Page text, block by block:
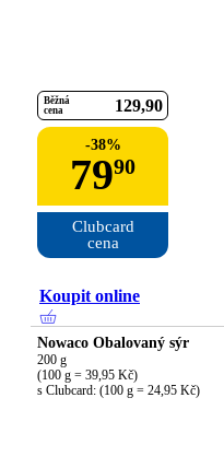
Běžná
cena
129 90
-38%
7990
Clubcard
cena
Koupit online
Nowaco Obalovaný sýr
200 g
(100 g = 39,95 Kč)
s Clubcard: (100 g = 24,95 Kč)